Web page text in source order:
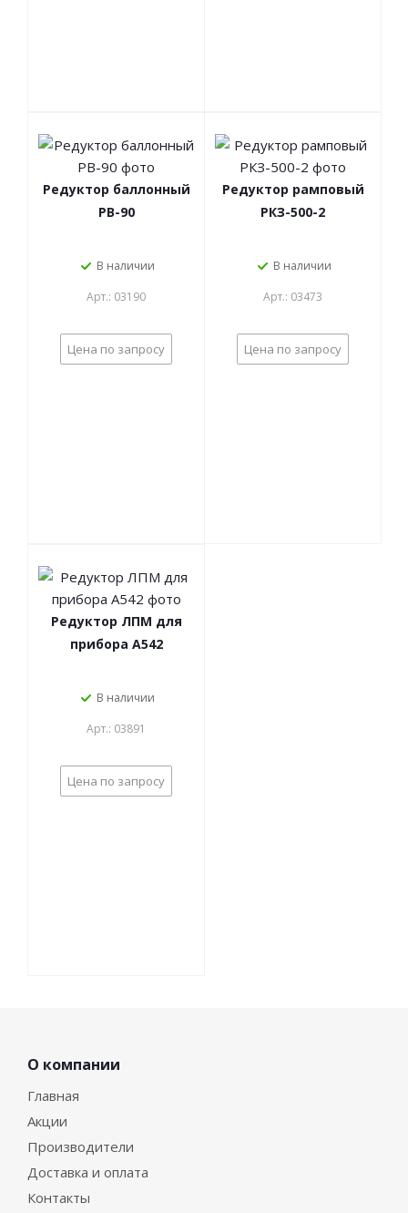
Редуктор баллонный
РВ-90
В наличии
Арт.: 03190
Цена по запросу
Редуктор рамповый
РКЗ-500-2
В наличии
Арт.: 03473
Цена по запросу
Редуктор ЛПМ для
прибора А542
В наличии
Арт.: 03891
Цена по запросу
О компании
Главная
Акции
Производители
Доставка и оплата
Контакты